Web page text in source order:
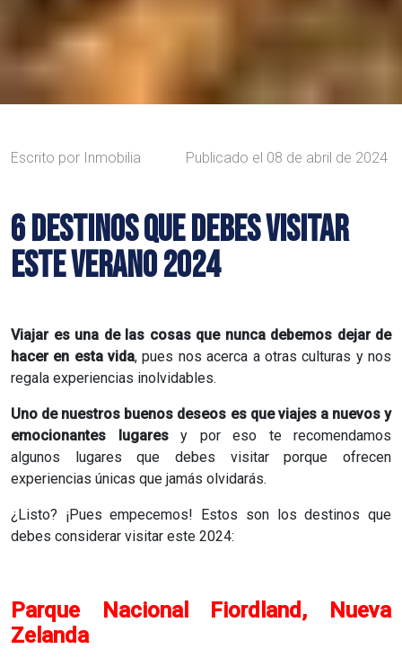
Escrito por Inmobilia Publicado el 08 de abril de 2024
6 DESTINOS QUE DEBES VISITAR
ESTE VERANO 2024
Viajar es una de las cosas que nunca debemos dejar de
hacer en esta vida, pues nos acerca a otras culturas y nos
regala experiencias inolvidables.
Uno de nuestros buenos deseos es que viajes a nuevos y
emocionantes lugaresy por eso te recomendamos
algunos lugares que debes visitar porque ofrecen
experiencias únicas que jamás olvidarás.
¿Listo? ¡Pues empecemos! Estos son los destinos que
debes considerar visitar este 2024:
Parque Nacional Fiordland, Nueva
Zelanda